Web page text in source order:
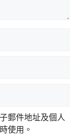
郵件地址及個人
使用。